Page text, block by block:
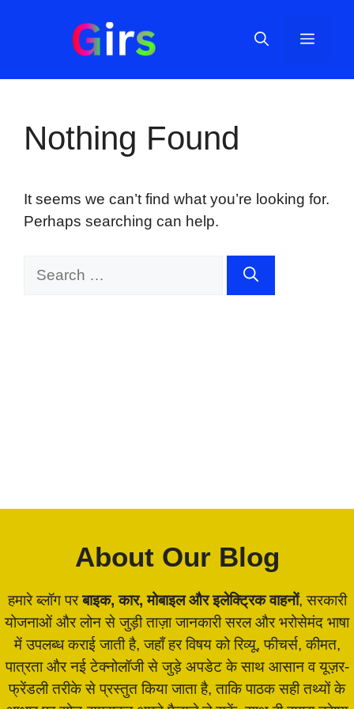
Menu
Nothing Found
It seems we can’t find what you’re looking for.
Perhaps searching can help.
About Our Blog
हमारे ब्लॉग परबाइक, कार, मोबाइल और इलेक्ट्रिक वाहनों, सरकारी
योजनाओं और लोन से जुड़ी ताज़ा जानकारी सरल और भरोसेमंद भाषा
में उपलब्ध कराई जाती है, जहाँ हर विषय को रिव्यू, फीचर्स, कीमत,
पात्रता और नई टेक्नोलॉजी से जुड़े अपडेट के साथ आसान व यूज़र-
फ्रेंडली तरीके से प्रस्तुत किया जाता है, ताकि पाठक सही तथ्यों के